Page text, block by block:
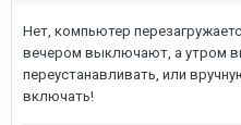
Нет, компьютер
вечером выключают, а утром
переустанавливать, или
включать!